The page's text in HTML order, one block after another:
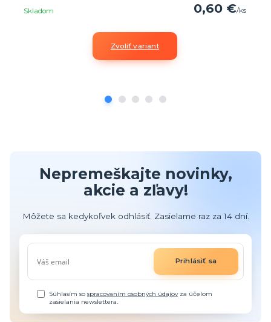
0,60 €/ks
Skladom
Zvoliť variant
Nepremeškajte novinky,
akcie a zľavy!
Môžete sa kedykoľvek odhlásiť. Zasielame raz za 14 dní.
Prihlásiť sa
Súhlasím sospracovaním osobných údajovza účelom
zasielania newslettera.